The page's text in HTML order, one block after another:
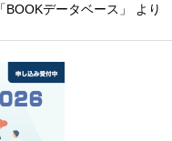
「BOOKデータベース」 より